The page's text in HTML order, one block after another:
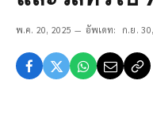
พ.ค. 20, 2025 อัพเดท: ก.ย.